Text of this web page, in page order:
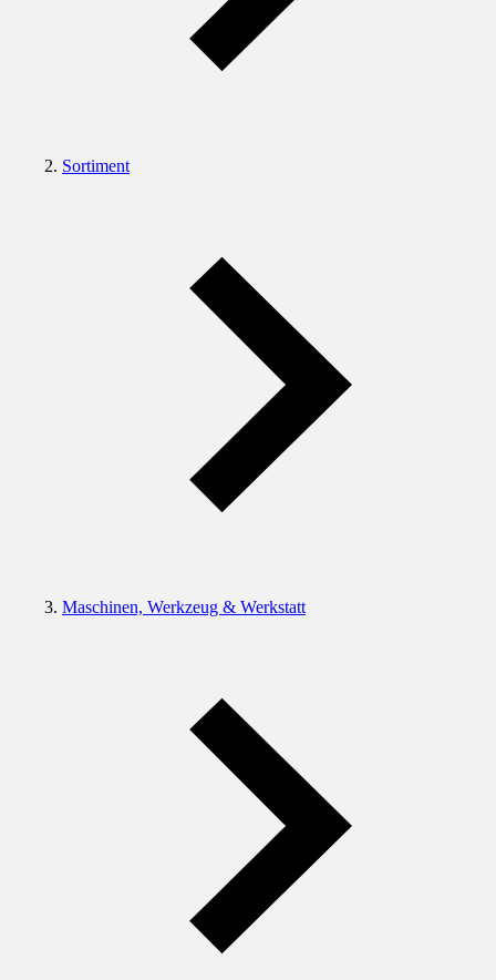
Sortiment
Maschinen, Werkzeug & Werkstatt